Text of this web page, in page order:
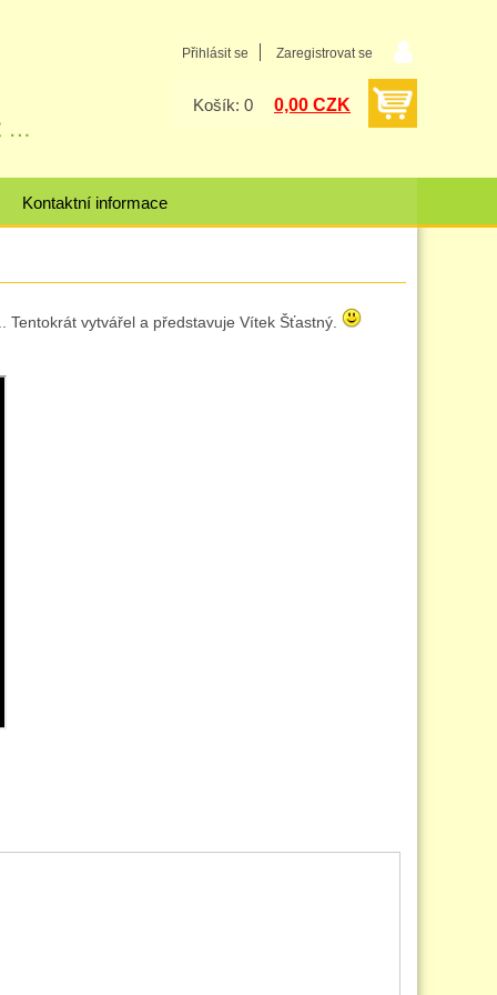
Přihlásit se Zaregistrovat se
Košík: 0 0,00 CZK
Kontaktní informace
vytvářel a představuje Vítek Šťastný.